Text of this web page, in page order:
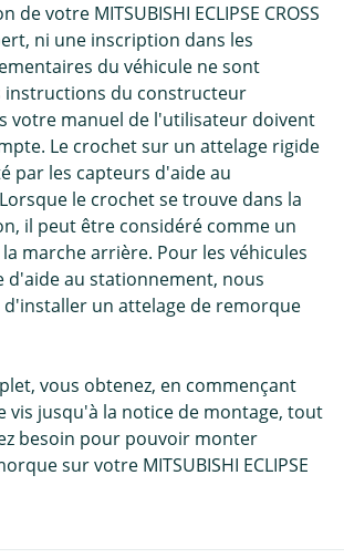
votre MITSUBISHI ECLIPSE CROSS
ni une inscription dans les
du véhicule ne sont
instructions du constructeur
votre manuel de l'utilisateur doivent
Le crochet sur un attelage rigide
par les capteurs d'aide au
le crochet se trouve dans la
il peut être considéré comme un
marche arrière. Pour les véhicules
d'aide au stationnement, nous
un attelage de remorque
vous obtenez, en commençant
vis jusqu'à la notice de montage, tout
besoin pour pouvoir monter
sur votre MITSUBISHI ECLIPSE